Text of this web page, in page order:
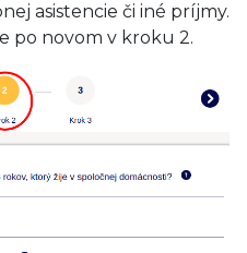
asistencie či iné príjmy.
po novom v kroku 2.